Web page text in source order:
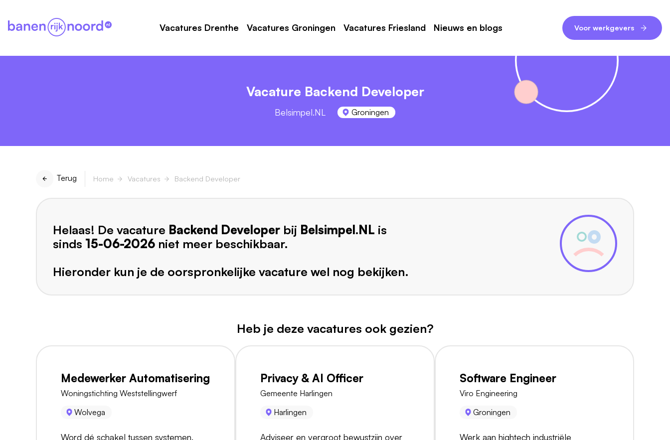
Vacatures Drenthe Vacatures Groningen Vacatures Friesland Nieuws en blogs Voor werkgevers
Vacature Backend Developer
Belsimpel.NL Groningen
Terug Home Vacatures Backend Developer
Helaas! De vacature Backend Developer bij Belsimpel.NL is
sinds 15-06-2026 niet meer beschikbaar.
Hieronder kun je de oorspronkelijke vacature wel nog bekijken.
Heb je deze vacatures ook gezien?
Medewerker Automatisering
Woningstichting Weststellingwerf
Wolvega
Word dé schakel tussen systemen,
Privacy & AI Officer
Gemeente Harlingen
Harlingen
Adviseer en vergroot bewustzijn over
Software Engineer
Viro Engineering
Groningen
Werk aan hightech industriële